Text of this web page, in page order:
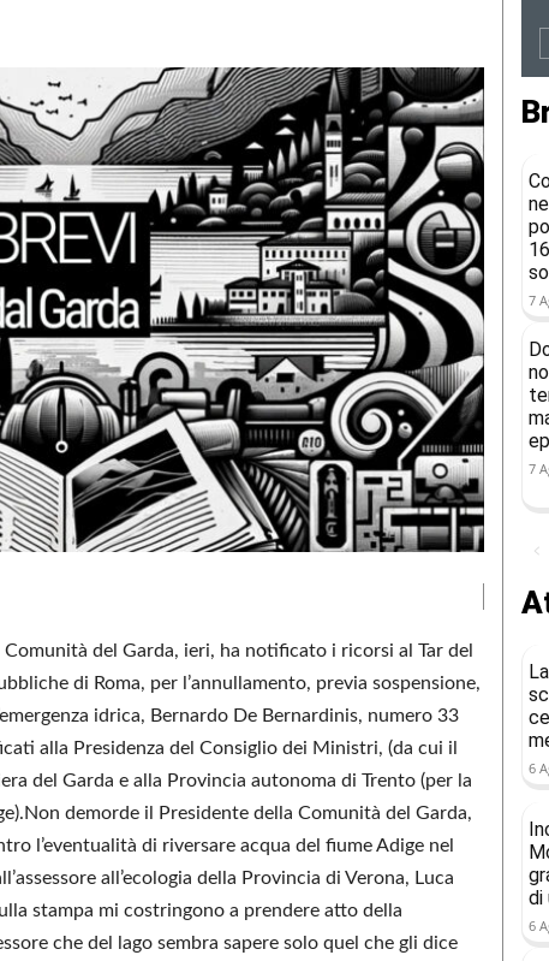
del Garda, ieri, ha notificato i ricorsi al Tar del
di Roma, per l’annullamento, previa sospensione,
idrica, Bernardo De Bernardinis, numero 33
alla Presidenza del Consiglio dei Ministri, (da cui il
del Garda e alla Provincia autonoma di Trento (per la
demorde il Presidente della Comunità del Garda,
l’eventualità di riversare acqua del fiume Adige nel
all’ecologia della Provincia di Verona, Luca
stampa mi costringono a prendere atto della
che del lago sembra sapere solo quel che gli dice
7
7
6
di
6